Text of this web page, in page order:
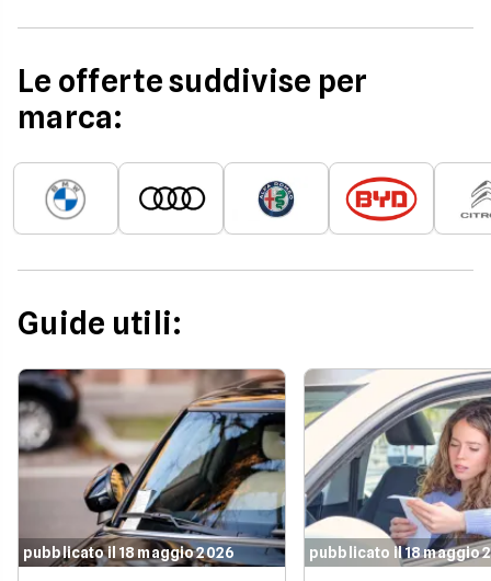
Le offerte suddivise per
marca:
Guide utili:
pubblicato il 18 maggio 2026 pubblicato il 18 maggio